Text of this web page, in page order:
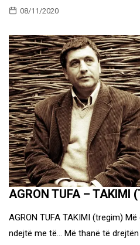
08/11/2020
AGRON TUFA – TAKIMI
AGRON TUFA TAKIMI (tregim)
ndejtë me të… Më thanë të